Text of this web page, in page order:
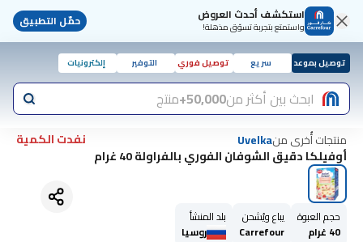
استكشف أحدث العروض
واستمتع بتجربة تسوّق مذهلة! حمّل التطبيق
توصيل بموعد سريع توصيل فوري التوفير إلكترونيات
ابحث بين أكثر من50,000+ منتج
منتجات أُخرى منUvelka
نفدت الكمية
أوفيلكا دقيق الشوفان الفوري بالفراولة 40 غرام
حجم العبوة
40 غرام
يباع ويُشحن
Carrefour
بلد المنشأ
روسيا